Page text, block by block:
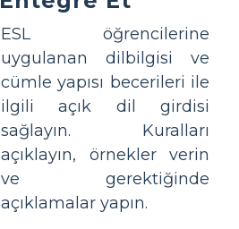
ESL öğrencilerine
uygulanan dilbilgisi ve
cümle yapısı becerileri ile
ilgili açık dil girdisi
sağlayın. Kuralları
açıklayın, örnekler verin
ve gerektiğinde
açıklamalar yapın.